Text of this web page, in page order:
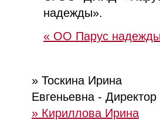
надежды».
« ОО Парус
» Тоскина Ирина
Евгеньевна - Директор
» Кириллова Ирина